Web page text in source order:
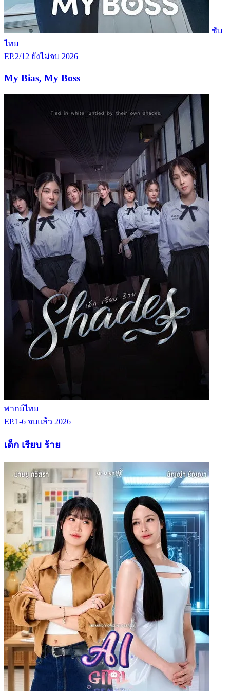
ซับ
ไทย
EP.2/12 ยังไม่จบ 2026
My Bias, My Boss
พากย์ไทย
EP.1-6 จบแล้ว 2026
เด็ก เรียบ ร้าย